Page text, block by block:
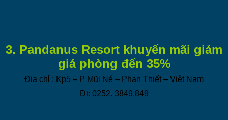
3. Pandanus Resort khuyến mãi giảm
giá phòng đến 35%
Địa chỉ : Kp5 – P Mũi Né – Phan Thiết – Việt Nam
Đt: 0252. 3849.849